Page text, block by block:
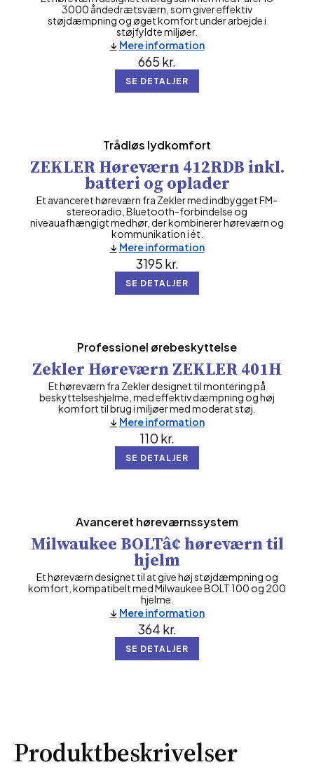
3000 åndedrætsværn, som giver effektiv
støjdæmpning og øget komfort under arbejde i
støjfyldte miljøer.
665 kr.
SE DETALJER
Mere information
Trådløs lydkomfort
ZEKLER Høreværn 412RDB inkl.
batteri og oplader
Et avanceret høreværn fra Zekler med indbygget FM-
stereoradio, Bluetooth-forbindelse og
niveauafhængigt medhør, der kombinerer høreværn og
kommunikation i ét.
3195 kr.
SE DETALJER
Mere information
Professionel ørebeskyttelse
Zekler Høreværn ZEKLER 401H
Et høreværn fra Zekler designet til montering på
beskyttelseshjelme, med effektiv dæmpning og høj
komfort til brug i miljøer med moderat støj.
110 kr.
SE DETALJER
Mere information
Avanceret høreværnssystem
Milwaukee BOLTâ¢ høreværn til
hjelm
Et høreværn designet til at give høj støjdæmpning og
komfort, kompatibelt med Milwaukee BOLT 100 og 200
hjelme.
364 kr.
SE DETALJER
Mere information
Produktbeskrivelser